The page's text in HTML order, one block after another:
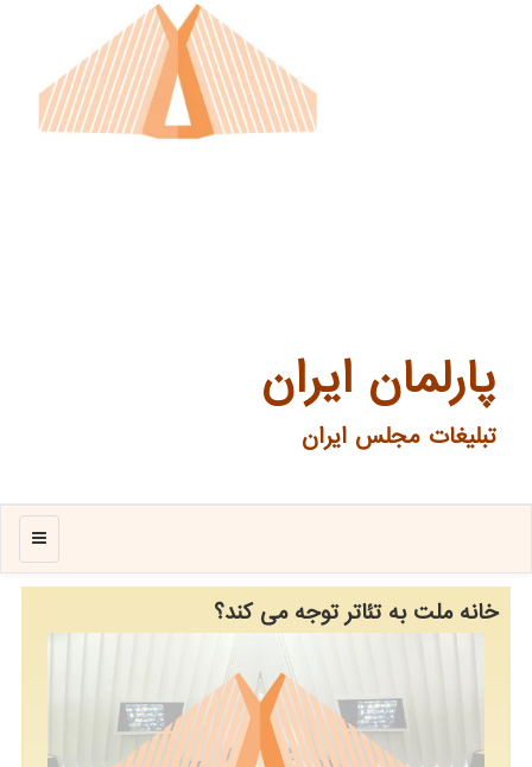
پارلمان ایران
تبلیغات مجلس ایران
منو
خانه ملت به تئاتر توجه می کند؟